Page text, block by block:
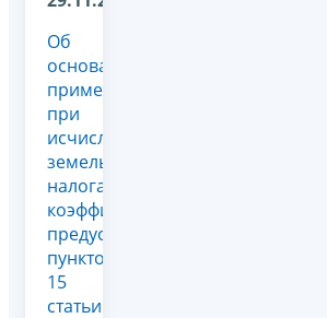
Об
основаниях
применения
при
исчислении
земельного
налога
коэффициентов,
предусмотренных
пунктом
15
статьи